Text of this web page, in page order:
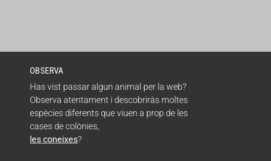
OBSERVA
Has vist passar algun animal per la web?
Observa atentament i descobriràs moltes
espècies diferents que viuen a prop de les
cases de colònies,
les coneixes?